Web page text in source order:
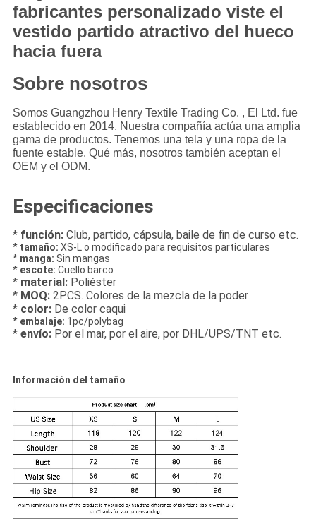
fabricantes personalizado viste el
vestido partido atractivo del hueco
hacia fuera
Sobre nosotros
Somos Guangzhou Henry Textile Trading Co. , El Ltd. fue
establecido en 2014. Nuestra compañía actúa una amplia
gama de productos. Tenemos una tela y una ropa de la
fuente estable. Qué más, nosotros también aceptan el
OEM y el ODM.
Especificaciones
* función: Club, partido, cápsula, baile de fin de curso etc.
* tamaño: XS-L o modificado para requisitos particulares
* manga: Sin mangas
* escote: Cuello barco
* material: Poliéster
* MOQ:2PCS. Colores de la mezcla de la poder
* color: De color caqui
* embalaje: 1pc/polybag
* envío:Por el mar, por el aire, por DHL/UPS/TNT etc.
Información del tamaño